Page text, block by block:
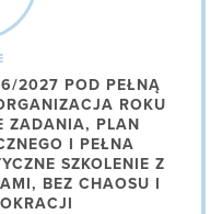
2027 POD PEŁNĄ
ROKU
ZADANIA, PLAN
I PEŁNA
SZKOLENIE Z
BEZ CHAOSU I